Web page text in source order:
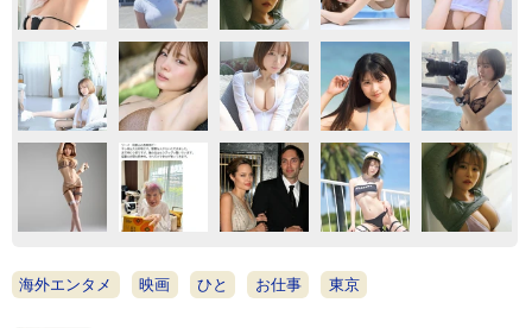
海外エンタメ 映画 ひと お仕事 東京